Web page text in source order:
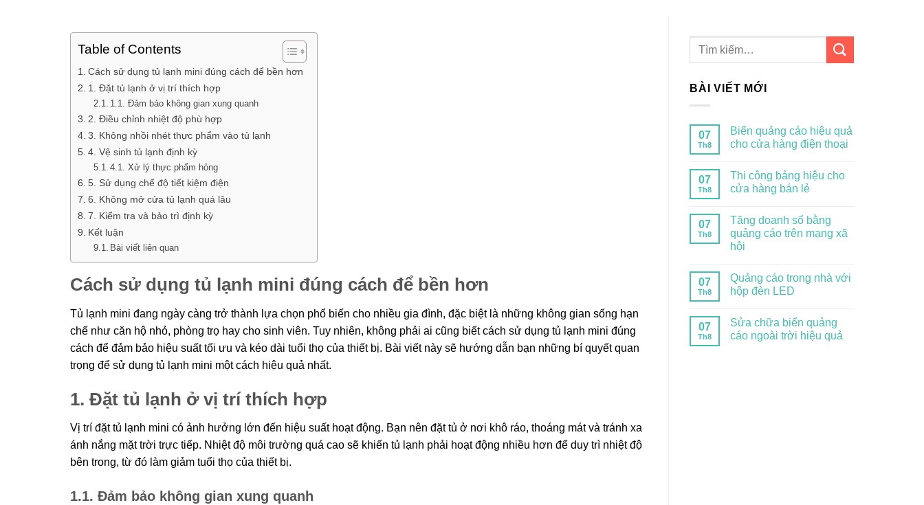
Table of Contents
Cách sử dụng tủ lạnh mini đúng cách để bền hơn
1. Đặt tủ lạnh ở vị trí thích hợp
1.1. Đảm bảo không gian xung quanh
2. Điều chỉnh nhiệt độ phù hợp
3. Không nhồi nhét thực phẩm vào tủ lạnh
4. Vệ sinh tủ lạnh định kỳ
4.1. Xử lý thực phẩm hỏng
5. Sử dụng chế độ tiết kiệm điện
6. Không mở cửa tủ lạnh quá lâu
7. Kiểm tra và bảo trì định kỳ
Kết luận
Bài viết liên quan
Cách sử dụng tủ lạnh mini đúng cách để bền hơn
Tủ lạnh mini đang ngày càng trở thành lựa chọn phổ biến cho nhiều gia đình, đặc biệt là những không gian sống hạn
chế như căn hộ nhỏ, phòng trọ hay cho sinh viên. Tuy nhiên, không phải ai cũng biết cách sử dụng tủ lạnh mini đúng
cách để đảm bảo hiệu suất tối ưu và kéo dài tuổi thọ của thiết bị. Bài viết này sẽ hướng dẫn bạn những bí quyết quan
trọng để sử dụng tủ lạnh mini một cách hiệu quả nhất.
1. Đặt tủ lạnh ở vị trí thích hợp
Vị trí đặt tủ lạnh mini có ảnh hưởng lớn đến hiệu suất hoạt động. Bạn nên đặt tủ ở nơi khô ráo, thoáng mát và tránh xa
ánh nắng mặt trời trực tiếp. Nhiệt độ môi trường quá cao sẽ khiến tủ lạnh phải hoạt động nhiều hơn để duy trì nhiệt độ
bên trong, từ đó làm giảm tuổi thọ của thiết bị.
1.1. Đảm bảo không gian xung quanh
BÀI VIẾT MỚI
07
Th8
Biển quảng cáo hiệu quả
cho cửa hàng điện thoại
07
Th8
Thi công bảng hiệu cho
cửa hàng bán lẻ
07
Th8
Tăng doanh số bằng
quảng cáo trên mạng xã
hội
07
Th8
Quảng cáo trong nhà với
hộp đèn LED
07
Th8
Sửa chữa biển quảng
cáo ngoài trời hiệu quả